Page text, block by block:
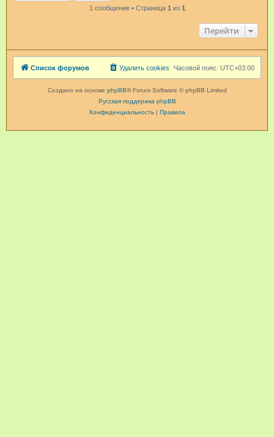
1 сообщение • Страница 1 из 1
Перейти
Список форумов Часовой пояс: UTC+03:00
Удалить cookies
Создано на основе phpBB® Forum Software © phpBB Limited
Русская поддержка phpBB
Конфиденциальность| Правила